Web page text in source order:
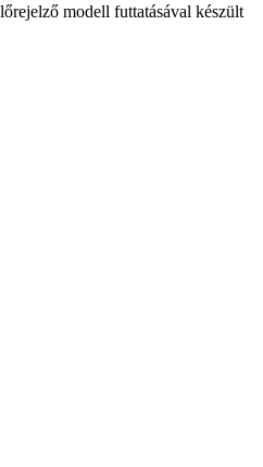
modell futtatásával készült